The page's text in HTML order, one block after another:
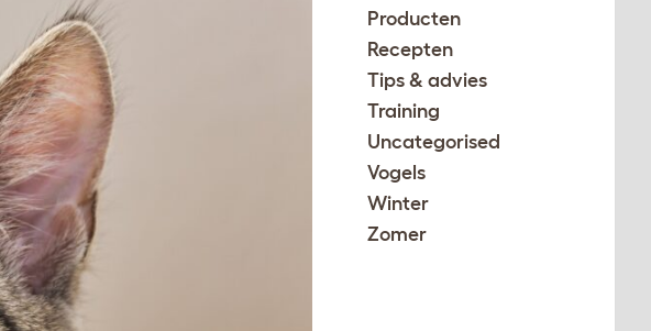
Producten
Recepten
Tips & advies
Training
Uncategorised
Vogels
Winter
Zomer